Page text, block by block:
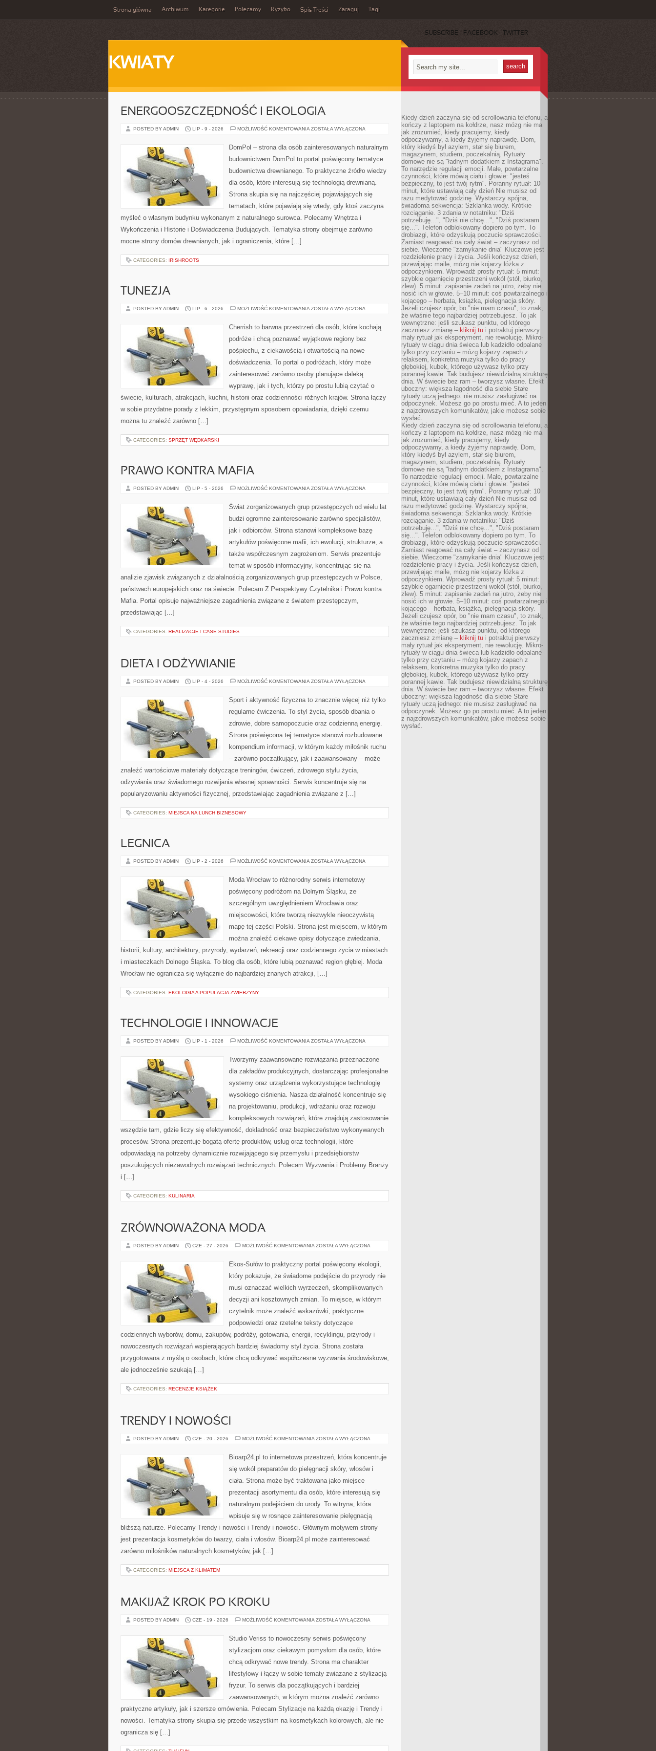
Strona główna Archiwum Kategorie Polecamy Ryzyko Spis Treści Zataguj Tagi
SUBSCRIBE FACEBOOK TWITTER
KWIATY
ENERGOOSZCZĘDNOŚĆ I EKOLOGIA
POSTED BY ADMIN LIP - 9 - 2026 MOŻLIWOŚĆ KOMENTOWANIA ENERGOOSZCZĘDNOŚĆ
ZOSTAŁA WYŁĄCZONA
DomPol – strona dla osób zainteresowanych naturalnym
budownictwem DomPol to portal poświęcony tematyce
budownictwa drewnianego. To praktyczne źródło wiedzy
dla osób, które interesują się technologią drewnianą.
Strona skupia się na najczęściej pojawiających się
tematach, które pojawiają się wtedy, gdy ktoś zaczyna
myśleć o własnym budynku wykonanym z naturalnego surowca. Polecamy Wnętrza i
Wykończenia i Historie i Doświadczenia Budujących. Tematyka strony obejmuje zarówno
mocne strony domów drewnianych, jak i ograniczenia, które […]
CATEGORIES: IRISHROOTS
TUNEZJA
POSTED BY ADMIN LIP - 6 - 2026 MOŻLIWOŚĆ KOMENTOWANIA TUNEZJA
ZOSTAŁA WYŁĄCZONA
Cherrish to barwna przestrzeń dla osób, które kochają
podróże i chcą poznawać wyjątkowe regiony bez
pośpiechu, z ciekawością i otwartością na nowe
doświadczenia. To portal o podróżach, który może
zainteresować zarówno osoby planujące daleką
wyprawę, jak i tych, którzy po prostu lubią czytać o
świecie, kulturach, atrakcjach, kuchni, historii oraz codzienności różnych krajów. Strona łączy
w sobie przydatne porady z lekkim, przystępnym sposobem opowiadania, dzięki czemu
można tu znaleźć zarówno […]
CATEGORIES: SPRZĘT WĘDKARSKI
PRAWO KONTRA MAFIA
POSTED BY ADMIN LIP - 5 - 2026 MOŻLIWOŚĆ KOMENTOWANIA PRAWO
ZOSTAŁA WYŁĄCZONA
Świat zorganizowanych grup przestępczych od wielu lat
budzi ogromne zainteresowanie zarówno specjalistów,
jak i odbiorców. Strona stanowi kompleksowe bazę
artykułów poświęcone mafii, ich ewolucji, strukturze, a
także współczesnym zagrożeniom. Serwis prezentuje
temat w sposób informacyjny, koncentrując się na
analizie zjawisk związanych z działalnością zorganizowanych grup przestępczych w Polsce,
państwach europejskich oraz na świecie. Polecam Z Perspektywy Czytelnika i Prawo kontra
Mafia. Portal opisuje najważniejsze zagadnienia związane z światem przestępczym,
przedstawiając […]
CATEGORIES: REALIZACJE I CASE STUDIES
DIETA I ODŻYWIANIE
POSTED BY ADMIN LIP - 4 - 2026 MOŻLIWOŚĆ KOMENTOWANIA DIETA
ZOSTAŁA WYŁĄCZONA
Sport i aktywność fizyczna to znacznie więcej niż tylko
regularne ćwiczenia. To styl życia, sposób dbania o
zdrowie, dobre samopoczucie oraz codzienną energię.
Strona poświęcona tej tematyce stanowi rozbudowane
kompendium informacji, w którym każdy miłośnik ruchu
– zarówno początkujący, jak i zaawansowany – może
znaleźć wartościowe materiały dotyczące treningów, ćwiczeń, zdrowego stylu życia,
odżywiania oraz świadomego rozwijania własnej sprawności. Serwis koncentruje się na
popularyzowaniu aktywności fizycznej, przedstawiając zagadnienia związane z […]
CATEGORIES: MIEJSCA NA LUNCH BIZNESOWY
LEGNICA
POSTED BY ADMIN LIP - 2 - 2026 MOŻLIWOŚĆ KOMENTOWANIA LEGNICA
ZOSTAŁA WYŁĄCZONA
Moda Wrocław to różnorodny serwis internetowy
poświęcony podróżom na Dolnym Śląsku, ze
szczególnym uwzględnieniem Wrocławia oraz
miejscowości, które tworzą niezwykle nieoczywistą
mapę tej części Polski. Strona jest miejscem, w którym
można znaleźć ciekawe opisy dotyczące zwiedzania,
historii, kultury, architektury, przyrody, wydarzeń, rekreacji oraz codziennego życia w miastach
i miasteczkach Dolnego Śląska. To blog dla osób, które lubią poznawać region głębiej. Moda
Wrocław nie ogranicza się wyłącznie do najbardziej znanych atrakcji, […]
CATEGORIES: EKOLOGIA A POPULACJA ZWIERZYNY
TECHNOLOGIE I INNOWACJE
POSTED BY ADMIN LIP - 1 - 2026 MOŻLIWOŚĆ KOMENTOWANIA TECHNOLOGIE
ZOSTAŁA WYŁĄCZONA
Tworzymy zaawansowane rozwiązania przeznaczone
dla zakładów produkcyjnych, dostarczając profesjonalne
systemy oraz urządzenia wykorzystujące technologię
wysokiego ciśnienia. Nasza działalność koncentruje się
na projektowaniu, produkcji, wdrażaniu oraz rozwoju
kompleksowych rozwiązań, które znajdują zastosowanie
wszędzie tam, gdzie liczy się efektywność, dokładność oraz bezpieczeństwo wykonywanych
procesów. Strona prezentuje bogatą ofertę produktów, usług oraz technologii, które
odpowiadają na potrzeby dynamicznie rozwijającego się przemysłu i przedsiębiorstw
poszukujących niezawodnych rozwiązań technicznych. Polecam Wyzwania i Problemy Branży
i […]
CATEGORIES: KULINARIA
ZRÓWNOWAŻONA MODA
POSTED BY ADMIN CZE - 27 - 2026 MOŻLIWOŚĆ KOMENTOWANIA ZRÓWNOWAŻONA
ZOSTAŁA WYŁĄCZONA
Ekos-Sułów to praktyczny portal poświęcony ekologii,
który pokazuje, że świadome podejście do przyrody nie
musi oznaczać wielkich wyrzeczeń, skomplikowanych
decyzji ani kosztownych zmian. To miejsce, w którym
czytelnik może znaleźć wskazówki, praktyczne
podpowiedzi oraz rzetelne teksty dotyczące
codziennych wyborów, domu, zakupów, podróży, gotowania, energii, recyklingu, przyrody i
nowoczesnych rozwiązań wspierających bardziej świadomy styl życia. Strona została
przygotowana z myślą o osobach, które chcą odkrywać współczesne wyzwania środowiskowe,
ale jednocześnie szukają […]
CATEGORIES: RECENZJE KSIĄŻEK
TRENDY I NOWOŚCI
POSTED BY ADMIN CZE - 20 - 2026 MOŻLIWOŚĆ KOMENTOWANIA TRENDY
ZOSTAŁA WYŁĄCZONA
Bioarp24.pl to internetowa przestrzeń, która koncentruje
się wokół preparatów do pielęgnacji skóry, włosów i
ciała. Strona może być traktowana jako miejsce
prezentacji asortymentu dla osób, które interesują się
naturalnym podejściem do urody. To witryna, która
wpisuje się w rosnące zainteresowanie pielęgnacją
bliższą naturze. Polecamy Trendy i nowości i Trendy i nowości. Głównym motywem strony
jest prezentacja kosmetyków do twarzy, ciała i włosów. Bioarp24.pl może zainteresować
zarówno miłośników naturalnych kosmetyków, jak […]
CATEGORIES: MIEJSCA Z KLIMATEM
MAKIJAŻ KROK PO KROKU
POSTED BY ADMIN CZE - 19 - 2026 MOŻLIWOŚĆ KOMENTOWANIA MAKIJAŻ
KROKU
ZOSTAŁA WYŁĄCZONA
Studio Veriss to nowoczesny serwis poświęcony
stylizacjom oraz ciekawym pomysłom dla osób, które
chcą odkrywać nowe trendy. Strona ma charakter
lifestylowy i łączy w sobie tematy związane z stylizacją
fryzur. To serwis dla początkujących i bardziej
zaawansowanych, w którym można znaleźć zarówno
praktyczne artykuły, jak i szersze omówienia. Polecam Stylizacje na każdą okazję i Trendy i
nowości. Tematyka strony skupia się przede wszystkim na kosmetykach kolorowych, ale nie
ogranicza się […]
Kiedy dzień zaczyna się od scrollowania telefonu, a
kończy z laptopem na kołdrze, nasz mózg nie ma
jak zrozumieć, kiedy pracujemy, kiedy
odpoczywamy, a kiedy żyjemy naprawdę. Dom,
który kiedyś był azylem, stał się biurem,
magazynem, studiem, poczekalnią. Rytuały
domowe nie są "ładnym dodatkiem z Instagrama".
To narzędzie regulacji emocji. Małe, powtarzalne
czynności, które mówią ciału i głowie: "jesteś
bezpieczny, to jest twój rytm". Poranny rytuał: 10
minut, które ustawiają cały dzień Nie musisz od
razu medytować godzinę. Wystarczy spójna,
świadoma sekwencja: Szklanka wody. Krótkie
rozciąganie. 3 zdania w notatniku: "Dziś
potrzebuję...", "Dziś nie chcę...", "Dziś postaram
się...". Telefon odblokowany dopiero po tym. To
drobiazgi, które odzyskują poczucie sprawczości.
Zamiast reagować na cały świat – zaczynasz od
siebie. Wieczorne "zamykanie dnia" Kluczowe jest
rozdzielenie pracy i życia. Jeśli kończysz dzień,
przewijając maile, mózg nie kojarzy łóżka z
odpoczynkiem. Wprowadź prosty rytuał: 5 minut:
szybkie ogarnięcie przestrzeni wokół (stół, biurko,
zlew). 5 minut: zapisanie zadań na jutro, żeby nie
nosić ich w głowie. 5–10 minut: coś powtarzalnego i
kojącego – herbata, książka, pielęgnacja skóry.
Jeżeli czujesz opór, bo "nie mam czasu", to znak,
że właśnie tego najbardziej potrzebujesz. To jak
wewnętrzne: jeśli szukasz punktu, od którego
zaczniesz zmianę – kliknij tu i potraktuj pierwszy
mały rytuał jak eksperyment, nie rewolucję. Mikro-
rytuały w ciągu dnia świeca lub kadzidło odpalane
tylko przy czytaniu – mózg kojarzy zapach z
relaksem, konkretna muzyka tylko do pracy
głębokiej, kubek, którego używasz tylko przy
porannej kawie. Tak budujesz niewidzialną strukturę
dnia. W świecie bez ram – tworzysz własne. Efekt
uboczny: większa łagodność dla siebie Stałe
rytuały uczą jednego: nie musisz zasługiwać na
odpoczynek. Możesz go po prostu mieć. A to jeden
z najzdrowszych komunikatów, jakie możesz sobie
wysłać.
Kiedy dzień zaczyna się od scrollowania telefonu, a
kończy z laptopem na kołdrze, nasz mózg nie ma
jak zrozumieć, kiedy pracujemy, kiedy
odpoczywamy, a kiedy żyjemy naprawdę. Dom,
który kiedyś był azylem, stał się biurem,
magazynem, studiem, poczekalnią. Rytuały
domowe nie są "ładnym dodatkiem z Instagrama".
To narzędzie regulacji emocji. Małe, powtarzalne
czynności, które mówią ciału i głowie: "jesteś
bezpieczny, to jest twój rytm". Poranny rytuał: 10
minut, które ustawiają cały dzień Nie musisz od
razu medytować godzinę. Wystarczy spójna,
świadoma sekwencja: Szklanka wody. Krótkie
rozciąganie. 3 zdania w notatniku: "Dziś
potrzebuję...", "Dziś nie chcę...", "Dziś postaram
się...". Telefon odblokowany dopiero po tym. To
drobiazgi, które odzyskują poczucie sprawczości.
Zamiast reagować na cały świat – zaczynasz od
siebie. Wieczorne "zamykanie dnia" Kluczowe jest
rozdzielenie pracy i życia. Jeśli kończysz dzień,
przewijając maile, mózg nie kojarzy łóżka z
odpoczynkiem. Wprowadź prosty rytuał: 5 minut:
szybkie ogarnięcie przestrzeni wokół (stół, biurko,
zlew). 5 minut: zapisanie zadań na jutro, żeby nie
nosić ich w głowie. 5–10 minut: coś powtarzalnego i
kojącego – herbata, książka, pielęgnacja skóry.
Jeżeli czujesz opór, bo "nie mam czasu", to znak,
że właśnie tego najbardziej potrzebujesz. To jak
wewnętrzne: jeśli szukasz punktu, od którego
zaczniesz zmianę – kliknij tu i potraktuj pierwszy
mały rytuał jak eksperyment, nie rewolucję. Mikro-
rytuały w ciągu dnia świeca lub kadzidło odpalane
tylko przy czytaniu – mózg kojarzy zapach z
relaksem, konkretna muzyka tylko do pracy
głębokiej, kubek, którego używasz tylko przy
porannej kawie. Tak budujesz niewidzialną strukturę
dnia. W świecie bez ram – tworzysz własne. Efekt
uboczny: większa łagodność dla siebie Stałe
rytuały uczą jednego: nie musisz zasługiwać na
odpoczynek. Możesz go po prostu mieć. A to jeden
z najzdrowszych komunikatów, jakie możesz sobie
wysłać.